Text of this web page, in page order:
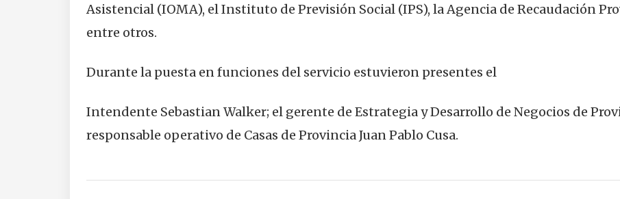
Asistencial (IOMA), el Instituto de Previsión Social (IPS), la Agencia de Recaudación
entre otros.
Durante la puesta en funciones del servicio estuvieron presentes el
Intendente Sebastian Walker; el gerente de Estrategia y Desarrollo de Negocios de
responsable operativo de Casas de Provincia Juan Pablo Cusa.